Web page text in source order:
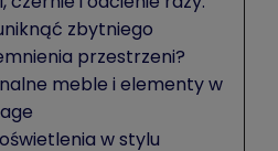
zbytniego
przestrzeni?
meble i elementy w
w stylu